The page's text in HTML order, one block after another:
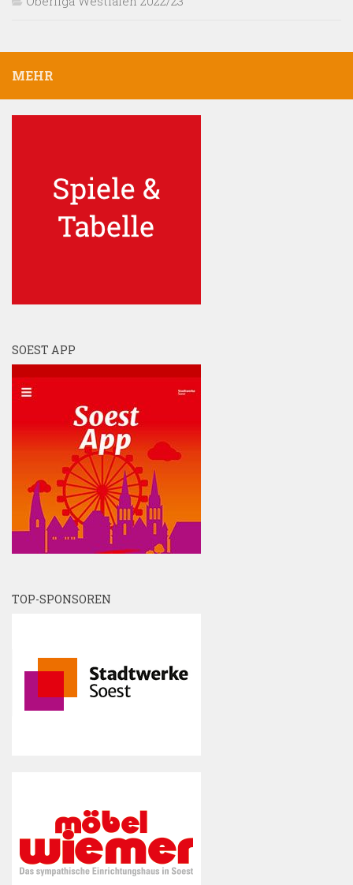
MEHR
SOEST APP
TOP-SPONSOREN